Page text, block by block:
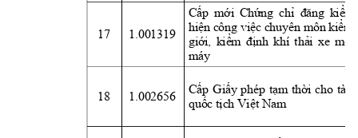
17 1.001319
Cấp mới Chứng chỉ đăng kiểm
hiện công việc chuyên môn kiểm
giới,
kiểm định khí thải xe mô
máy
18 1.002656
Cấp Giấy phép tạm thời cho tàu
quốc tịch Việt Nam